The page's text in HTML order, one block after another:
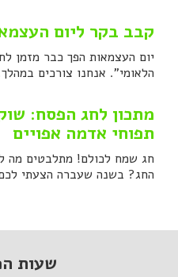
קבב בקר ליום
יום העצמאות הפך כבר מזמן
הלאומי". אנחנו צורכים
מתכון לחג הפסח:
תפוחי אדמה אפויים
חג שמח לכולם! מתלבטים מה
החג? בשנה שעברה הצעתי לכם
שעות